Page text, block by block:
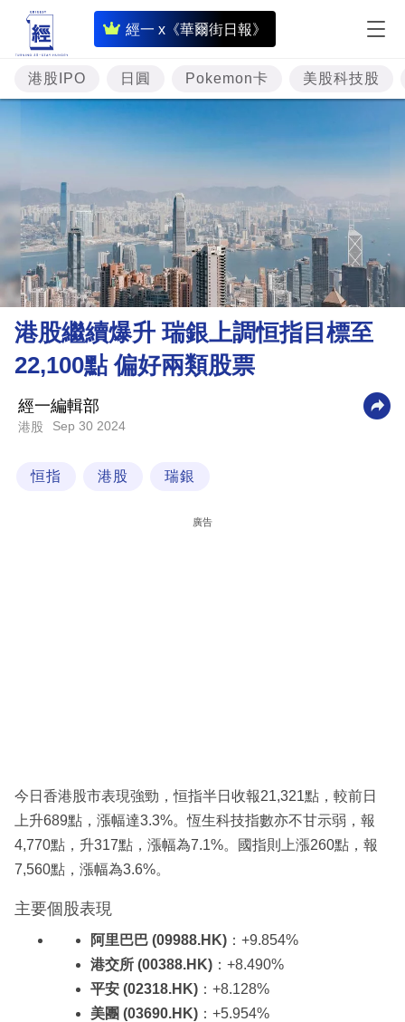
經一 x《華爾街日報》
即
時
財
經
資
樓
市
理
財
商
科
區
港股IPO 日圓 Pokemon卡 美股科技股
港股繼續爆升 瑞銀上調恒指目標至
22,100點 偏好兩類股票
經一編輯部
港股 Sep 30 2024
恒指 港股 瑞銀
廣告
今日香港股市表現強勁，恒指半日收報21,321點，較前日
上升689點，漲幅達3.3%。恆生科技指數亦不甘示弱，報
4,770點，升317點，漲幅為7.1%。國指則上漲260點，報
7,560點，漲幅為3.6%。
主要個股表現
阿里巴巴 (09988.HK) ：+9.854%
港交所 (00388.HK) ：+8.490%
平安 (02318.HK) ：+8.128%
美團 (03690.HK) ：+5.954%